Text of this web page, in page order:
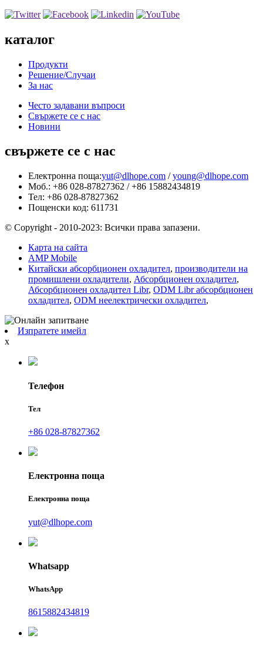
каталог
Продукти
Решение/Случаи
За нас
Често задавани въпроси
Свържете се с нас
Новини
свържете се с нас
Електронна поща:yut@dlhope.com /young@dlhope.com
Моб.: +86 028-87827362 / +86 15882434819
Тел: +86 028-87827362
Пощенски код: 611731
© Copyright - 2010-2023: Всички права запазени.
Карта на сайта
AMP Mobile
Китайски абсорбционен охладител, производители на
промишлени охладители, Абсорбционен охладител,
Абсорбционен охладител Libr, ODM Libr абсорбционен
охладител, ODM неелектрически охладител,
Изпратете имейл
x
Телефон
Тел
+86 028-87827362
Електронна поща
Електронна поща
yut@dlhope.com
Whatsapp
WhatsApp
8615882434819